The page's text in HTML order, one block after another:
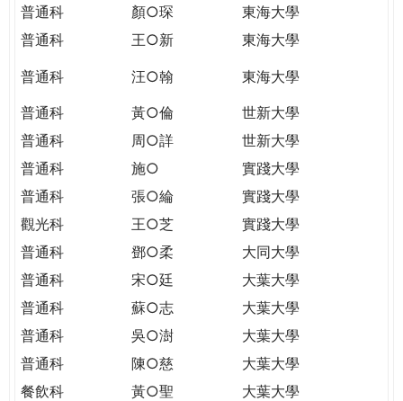
普通科
顏○琛
東海大學
普通科
王○新 東海大學
普通科 汪○翰
東海大學
普通科
黃○倫
世新大學
普通科
周○詳
世新大學
普通科
施○
實踐大學
普通科
張○綸
實踐大學
觀光科
王○芝
實踐大學
普通科
鄧○柔
大同大學
普通科
宋○廷
大葉大學
普通科
蘇○志
大葉大學
普通科
吳○澍
大葉大學
普通科
陳○慈
大葉大學
餐飲科
黃○聖
大葉大學